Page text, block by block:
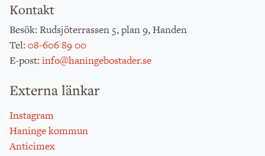
Kontakt
Besök: Rudsjöterrassen 5, plan 9, Handen
Tel: 08-606 89 00
E-post: info@haningebostader.se
Externa länkar
Instagram
Haninge kommun
Anticimex